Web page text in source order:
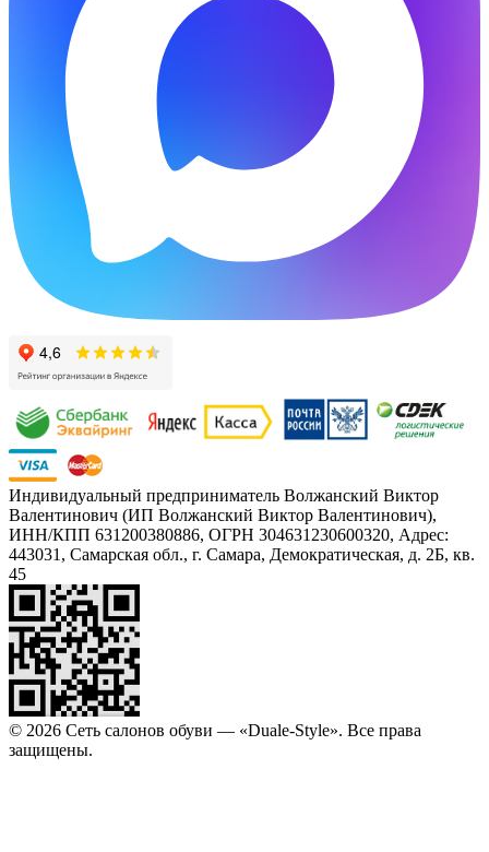
Индивидуальный предприниматель Волжанский Виктор
Валентинович (ИП Волжанский Виктор Валентинович),
ИНН/КПП 631200380886, ОГРН 304631230600320, Адрес:
443031, Самарская обл., г. Самара, Демократическая, д. 2Б, кв.
45
© 2026 Сеть салонов обуви — «Duale-Style». Все права
защищены.